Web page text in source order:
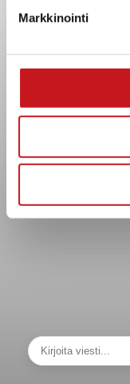
Markkinointi
Strategiat,
sopimukset
Evästeet
Tietosuoja
Päätöksenteko